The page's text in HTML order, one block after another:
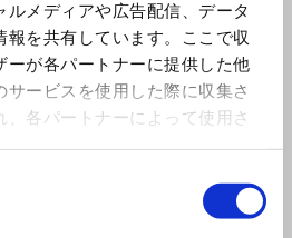
メディアや広告配信、データ
を共有しています。ここで収
ーが各パートナーに提供した他
ービスを使用した際に収集さ
各パートナーによって使用さ
も活動。2025年5月には東京で写
たイベントを開催。
なる通算9作目のニューアルバムを
公演の全国ツアーがスタートす
band